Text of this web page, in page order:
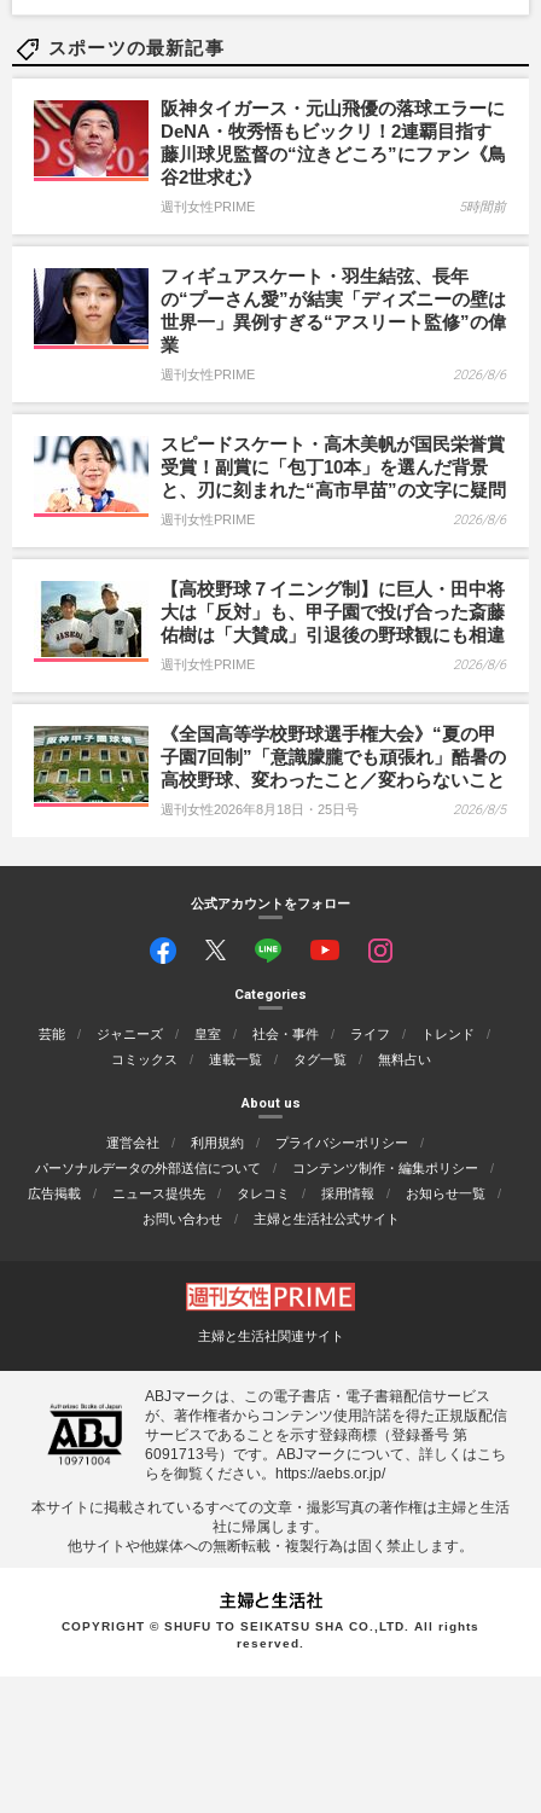
スポーツの最新記事
阪神タイガース・元山飛優の落球エラーに
DeNA・牧秀悟もビックリ！2連覇目指す
藤川球児監督の“泣きどころ”にファン《鳥
谷2世求む》
週刊女性PRIME 5時間前
フィギュアスケート・羽生結弦、長年
の“プーさん愛”が結実「ディズニーの壁は
世界一」異例すぎる“アスリート監修”の偉
業
週刊女性PRIME 2026/8/6
スピードスケート・高木美帆が国民栄誉賞
受賞！副賞に「包丁10本」を選んだ背景
と、刃に刻まれた“高市早苗”の文字に疑問
週刊女性PRIME 2026/8/6
【高校野球７イニング制】に巨人・田中将
大は「反対」も、甲子園で投げ合った斎藤
佑樹は「大賛成」引退後の野球観にも相違
週刊女性PRIME 2026/8/6
《全国高等学校野球選手権大会》“夏の甲
子園7回制”「意識朦朧でも頑張れ」酷暑の
高校野球、変わったこと／変わらないこと
週刊女性2026年8月18日・25日号 2026/8/5
公式アカウントをフォロー
Categories
芸能 ジャニーズ 皇室 社会・事件 ライフ
トレンド
コミックス
連載一覧 タグ一覧 無料占い
About us
運営会社 利用規約
プライバシーポリシー
パーソナルデータの外部送信について
コンテンツ制作・編集ポリシー
広告掲載
ニュース提供先 タレコミ 採用情報
お知らせ一覧
お問い合わせ
主婦と生活社公式サイト
主婦と生活社関連サイト
ABJマークは、この電子書店・電子書籍配信サービス
が、著作権者からコンテンツ使用許諾を得た正規版配信
サービスであることを示す登録商標（登録番号 第
6091713号）です。ABJマークについて、詳しくはこち
らを御覧ください。 https://aebs.or.jp/
本サイトに掲載されているすべての⽂章・撮影写真の著作権は主婦と⽣活
社に帰属します。
他サイトや他媒体への無断転載・複製⾏為は固く禁⽌します。
COPYRIGHT © SHUFU TO SEIKATSU SHA CO.,LTD. All rights
reserved.